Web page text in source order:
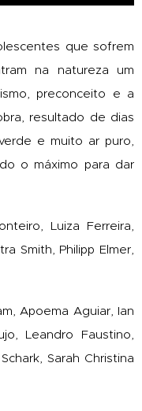
que sofrem
na natureza um
preconceito e a
resultado de dias
e muito ar puro,
o máximo para dar
Luiza Ferreira,
Smith, Philipp Elmer,
Apoema Aguiar, Ian
Leandro Faustino,
Sarah Christina